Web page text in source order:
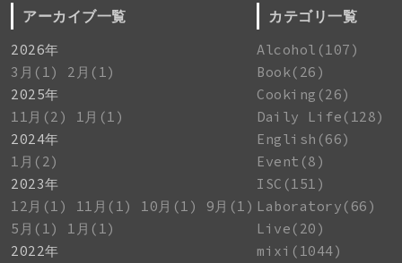
アーカイブ一覧
2026年
3月(1)
2月(1)
2025年
11月(2)
1月(1)
2024年
1月(2)
2023年
12月(1)
11月(1) 10月(1)
9月(1)
5月(1)
1月(1)
2022年
カテゴリ一覧
Alcohol(107)
Book(26)
Cooking(26)
Daily Life(128)
English(66)
Event(8)
ISC(151)
Laboratory(66)
Live(20)
mixi(1044)